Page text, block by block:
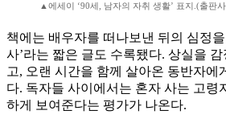
▲에세이 ‘90세, 남자의 자취 생활’ 표지.(출판
책에는 배우자를 떠나보낸 뒤의 심정
사’라는 짧은 글도 수록됐다. 상실을
고, 오랜 시간을 함께 살아온 동반자에
다. 독자들 사이에서는 혼자 사는 고령
하게 보여준다는 평가가 나온다.